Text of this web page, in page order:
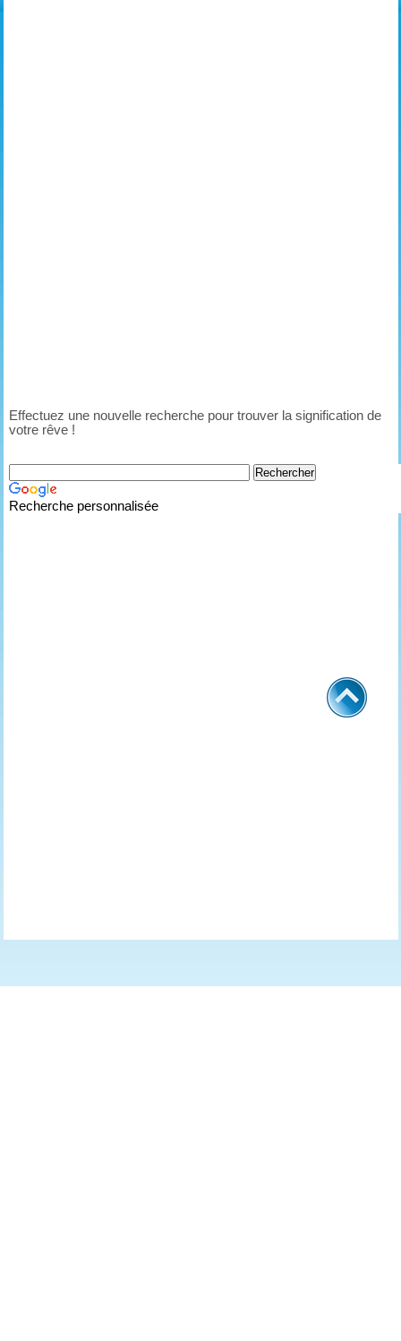
Effectuez une nouvelle recherche pour trouver la signification de
votre rêve !
Recherche personnalisée